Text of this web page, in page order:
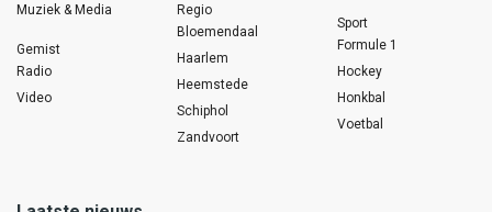
Muziek & Media
Gemist
Radio
Video
Regio
Bloemendaal
Haarlem
Heemstede
Schiphol
Zandvoort
Sport
Formule 1
Hockey
Honkbal
Voetbal